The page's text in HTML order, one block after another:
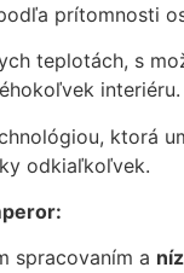
prítomnosti
teplotách, s
interiéru.
ktorá
odkiaľkoľvek.
spracovaním a